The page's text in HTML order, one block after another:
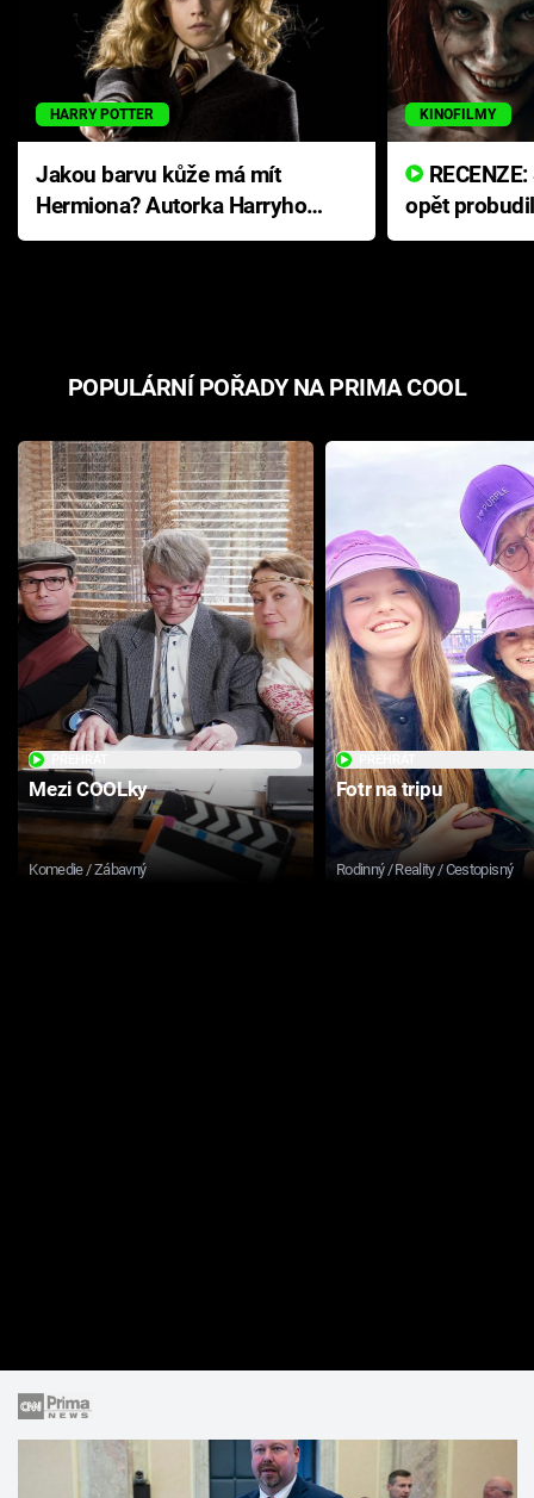
HARRY POTTER
Jakou barvu kůže má mít
Hermiona? Autorka Harryho
Pottera přišla s ráznou
KINOFILMY
opět
přichází s
POPULÁRNÍ POŘADY NA PRIMA COOL
Mezi COOLky
Komedie / Zábavný
Fotr na tripu
Rodinný / Reality / Cestopisný